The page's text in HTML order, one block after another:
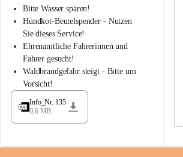
h
a
d
l
a
Bitte Wasser sparen!
Hundkot-Beutelspender - Nutzen
Sie dieses Service!
Ehrenamtliche Fahrerinnen und
Fahrer gesucht!
Waldbrandgefahr steigt - Bitte um
Vorsicht!
Info_Nr. 135
0,6 MB
e
a